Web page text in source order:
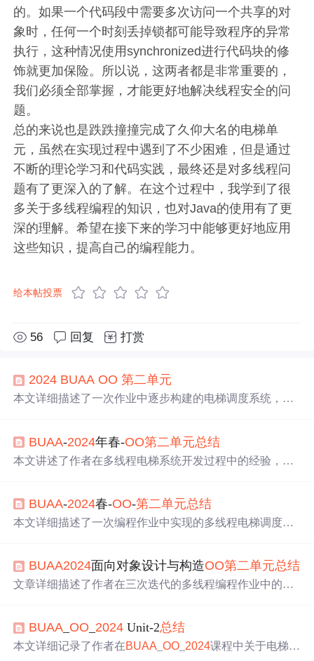
的。如果一个代码段中需要多次访问一个共享的对
象时，任何一个时刻丢掉锁都可能导致程序的异常
执行，这种情况使用synchronized进行代码块的修
饰就更加保险。所以说，这两者都是非常重要的，
我们必须全部掌握，才能更好地解决线程安全的问
题。
总的来说也是跌跌撞撞完成了久仰大名的电梯单
元，虽然在实现过程中遇到了不少困难，但是通过
不断的理论学习和代码实践，最终还是对多线程问
题有了更深入的了解。在这个过程中，我学到了很
多关于多线程编程的知识，也对Java的使用有了更
深的理解。希望在接下来的学习中能够更好地应用
这些知识，提高自己的编程能力。
给本帖投票
56 回复 打赏
2024 BUAA OO 第二单元
本文详细描述了一次作业中逐步构建的电梯调度系统，包
化设计的重要性，以及作者在实践中遇到的问题和解决方
案。,
BUAA-2024年春-OO第二单元总结
本文讲述了作者在多线程电梯系统开发过程中的经验，包
和多线程调试方法。重点强调了线程安全和并发编程的挑
战与心得。
BUAA-2024春-OO-第二单元总结
本文详细描述了一次编程作业中实现的多线程电梯调度系
调了线程安全和代码层次化设计的重要性。,
BUAA2024面向对象设计与构造OO第二单元总结
文章详细描述了作者在三次迭代的多线程编程作业中的学
操作和bug分析，分享了从初识多线程的困惑到理解核心概
念和解决实际问题的历程。
BUAA OO 2024 Unit-2总结
本文详细记录了作者在BUAA _OO 2024课程中关于电梯系